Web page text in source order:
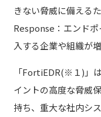
きない脅威に備える
Response：エンド
入する企業や組織が増
「FortiEDR(※１)」
イントの高度な脅威
持ち、重大な社内シ